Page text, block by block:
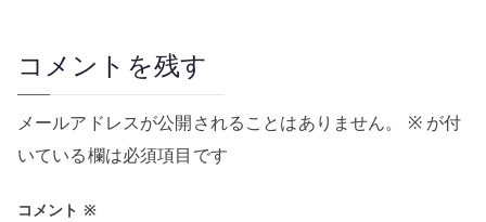
ー
シ
ョ
ン
コメントを残す
メールアドレスが公開されることはありません。 ※が付
いている欄は必須項目です
コメント ※